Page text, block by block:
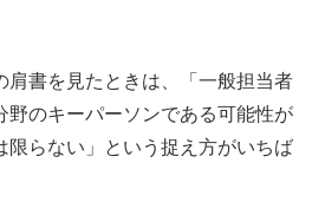
肩書を見たときは、「一般担当者
野のキーパーソンである可能性が
限らない」という捉え方がいちば